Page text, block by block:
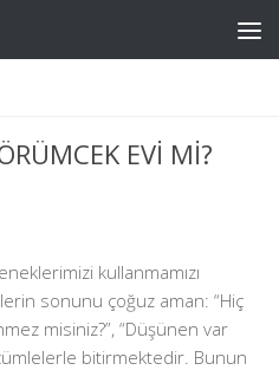
EVİ Mİ?
kullanmamızı
sonunu çoğuz aman: “Hiç
misiniz?”, “Düşünen var
cümlelerle bitirmektedir. Bunun